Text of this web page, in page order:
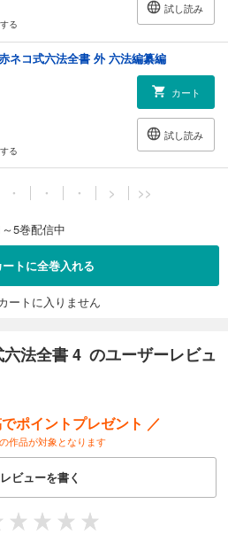
試し読み
る
ネコ式六法全書 外 六法編纂編
カート
試し読み
る
・ ・ ・ > >>
～5巻配信中
ートに全巻入れる
ートに入りません
法全書 4 のユーザーレビュ
ポイントプレゼント ／
作品が対象となります
レビューを書く